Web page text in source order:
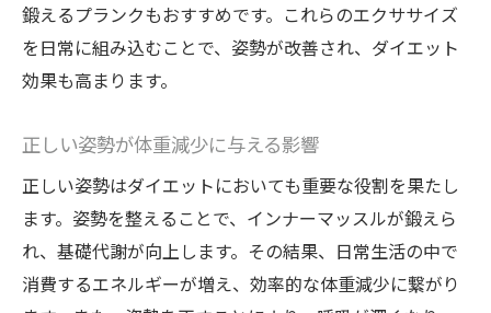
鍛えるプランクもおすすめです。これらのエクササイズ
を日常に組み込むことで、姿勢が改善され、ダイエット
効果も高まります。
正しい姿勢が体重減少に与える影響
正しい姿勢はダイエットにおいても重要な役割を果たし
ます。姿勢を整えることで、インナーマッスルが鍛えら
れ、基礎代謝が向上します。その結果、日常生活の中で
消費するエネルギーが増え、効率的な体重減少に繋がり